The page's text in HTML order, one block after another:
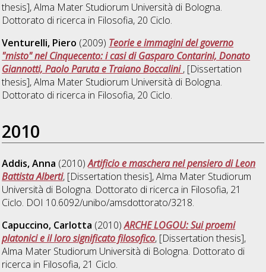
thesis], Alma Mater Studiorum Università di Bologna.
Dottorato di ricerca in Filosofia, 20 Ciclo.
Venturelli, Piero (2009) Teorie e immagini del governo
"misto" nel Cinquecento: i casi di Gasparo Contarini, Donato
Giannotti, Paolo Paruta e Traiano Boccalini, [Dissertation
thesis], Alma Mater Studiorum Università di Bologna.
Dottorato di ricerca in Filosofia, 20 Ciclo.
2010
Addis, Anna (2010)Artificio e maschera nel pensiero di Leon
Battista Alberti, [Dissertation thesis], Alma Mater Studiorum
Università di Bologna. Dottorato di ricerca in Filosofia, 21
Ciclo. DOI 10.6092/unibo/amsdottorato/3218.
Capuccino, Carlotta (2010)ARCHE LOGOU: Sui proemi
platonici e il loro significato filosofico, [Dissertation thesis],
Alma Mater Studiorum Università di Bologna. Dottorato di
ricerca in Filosofia, 21 Ciclo.